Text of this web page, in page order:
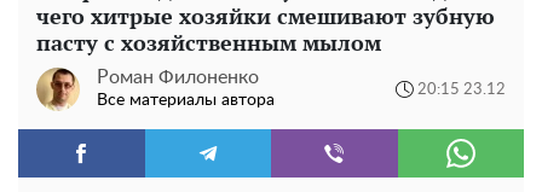
чего хитрые хозяйки смешивают зубную
пасту с хозяйственным мылом
Роман Филоненко
Все материалы автора
20:15 23.12